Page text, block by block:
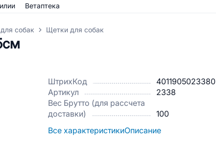
Ветаптека
собак Щетки для собак
ШтрихКод
4011905023380
Артикул
2338
Вес Брутто (для рассчета
доставки)
100
Все характеристикиОписание